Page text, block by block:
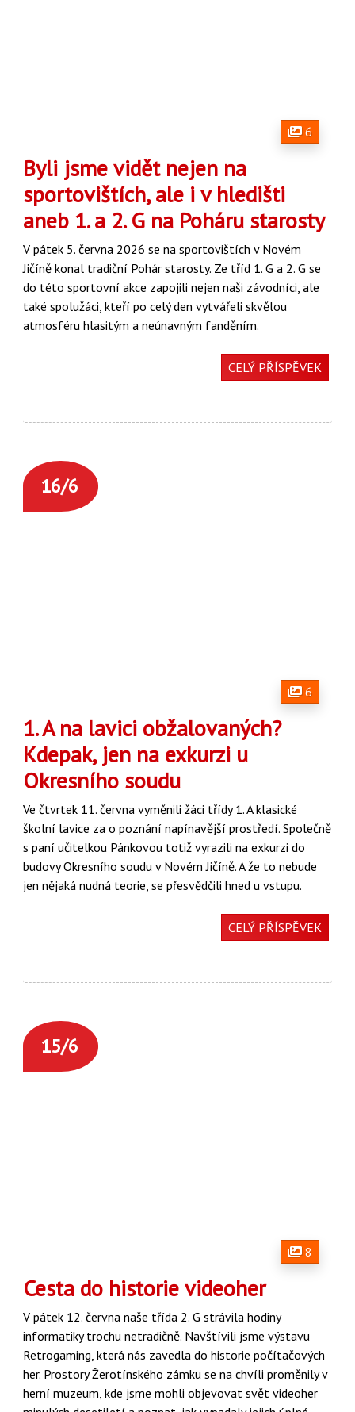
6
Byli jsme vidět nejen na
sportovištích, ale i v hledišti
aneb 1. a 2. G na Poháru starosty
V pátek 5. června 2026 se na sportovištích v Novém
Jičíně konal tradiční Pohár starosty. Ze tříd 1. G a 2. G se
do této sportovní akce zapojili nejen naši závodníci, ale
také spolužáci, kteřípo celý den vytvářeli skvělou
atmosféru hlasitým a neúnavným fanděním.
CELÝ PŘÍSPĚVEK
16/6
6
1. A na lavici obžalovaných?
Kdepak, jen na exkurzi u
Okresního soudu
Ve čtvrtek 11. června vyměnili žáci třídy 1. A klasické
školní lavice za o poznání napínavější prostředí. Společně
s paní učitelkou Pánkovou totiž vyrazili na exkurzi do
budovy Okresního soudu v Novém Jičíně. A že to nebude
jen nějaká nudná teorie, se přesvědčili hned u vstupu.
CELÝ PŘÍSPĚVEK
15/6
8
Cesta do historie videoher
V pátek 12. června naše třída 2. G strávila hodiny
informatiky trochu netradičně. Navštívili jsme výstavu
Retrogaming, která nás zavedla do historie počítačových
her. Prostory Žerotínského zámku se na chvíli proměnily v
herní muzeum, kde jsme mohli objevovat svět videoher